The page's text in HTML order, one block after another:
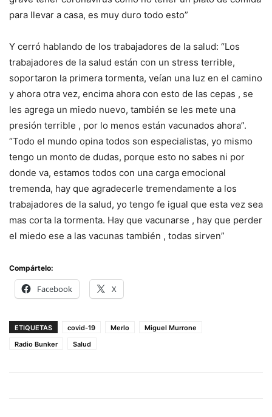
para llevar a casa, es muy duro todo esto”
Y cerró hablando de los trabajadores de la salud: “Los
trabajadores de la salud están con un stress terrible,
soportaron la primera tormenta, veían una luz en el camino
y ahora otra vez, encima ahora con esto de las cepas , se
les agrega un miedo nuevo, también se les mete una
presión terrible , por lo menos están vacunados ahora”.
“Todo el mundo opina todos son especialistas, yo mismo
tengo un monto de dudas, porque esto no sabes ni por
donde va, estamos todos con una carga emocional
tremenda, hay que agradecerle tremendamente a los
trabajadores de la salud, yo tengo fe igual que esta vez sea
mas corta la tormenta. Hay que vacunarse , hay que perder
el miedo ese a las vacunas también , todas sirven”
Compártelo:
Facebook X
ETIQUETAS covid-19 Merlo
Miguel Murrone
Radio Bunker
Salud